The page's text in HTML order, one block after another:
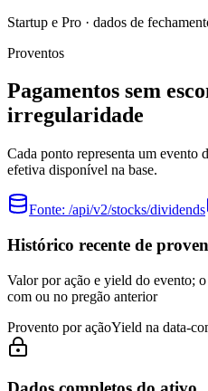
Startup e Pro · dados de
Proventos
Pagamentos sem
irregularidade
Cada ponto representa um evento
efetiva disponível na base.
Fonte: /api/v2/stocks/dividends
Histórico recente de
Valor por ação e yield do evento;
com ou no pregão anterior
Provento por açãoYield na data-